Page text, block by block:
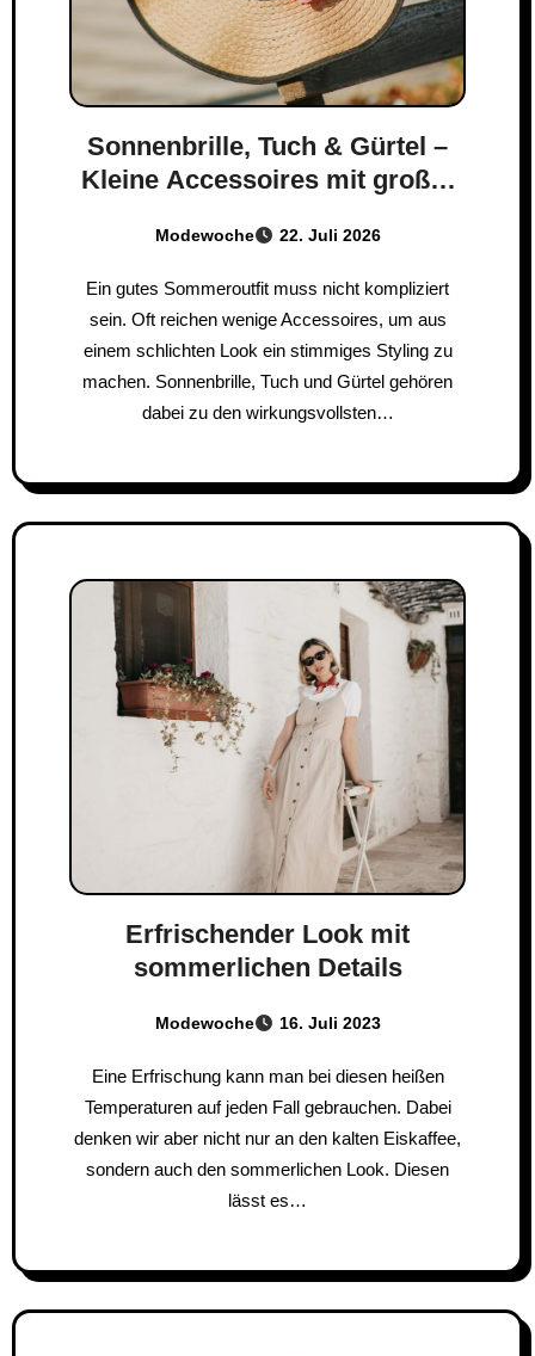
Sonnenbrille, Tuch & Gürtel –
Kleine Accessoires mit großer
Modewoche 22. Juli 2026
Ein gutes Sommeroutfit muss nicht kompliziert
sein. Oft reichen wenige Accessoires, um aus
einem schlichten Look ein stimmiges Styling zu
machen. Sonnenbrille, Tuch und Gürtel gehören
dabei zu den wirkungsvollsten…
Erfrischender Look mit
sommerlichen Details
Modewoche 16. Juli 2023
Eine Erfrischung kann man bei diesen heißen
Temperaturen auf jeden Fall gebrauchen. Dabei
denken wir aber nicht nur an den kalten Eiskaffee,
sondern auch den sommerlichen Look. Diesen
lässt es…